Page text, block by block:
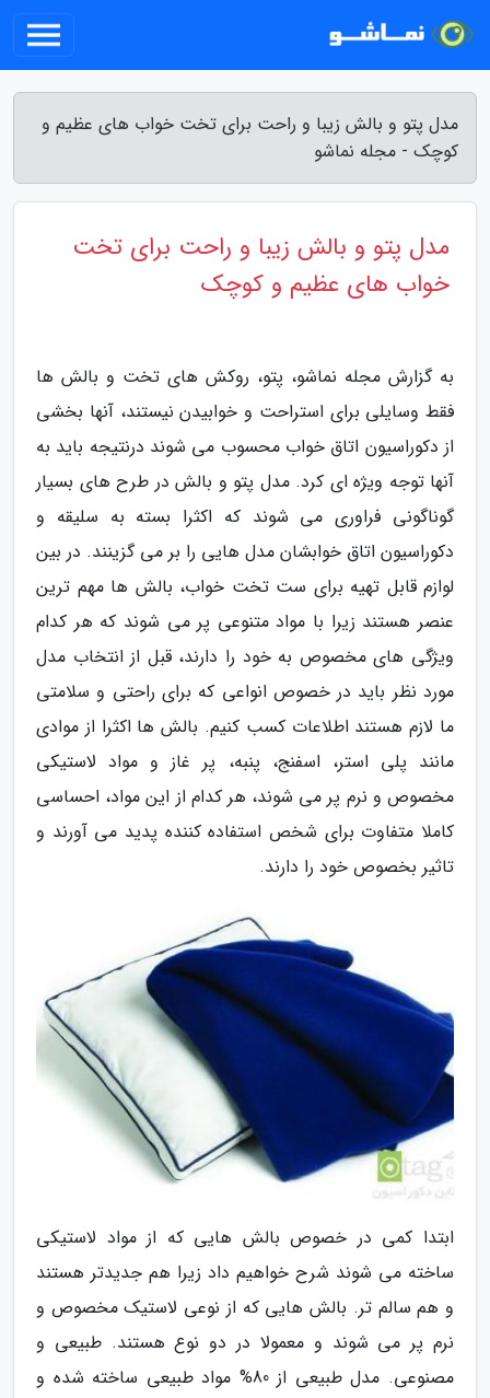
مدل پتو و بالش زیبا و راحت برای تخت خواب های عظیم و
کوچک - مجله نماشو
مدل پتو و بالش زیبا و راحت برای تخت
خواب های عظیم و کوچک
به گزارش مجله نماشو، پتو، روکش های تخت و بالش ها
فقط وسایلی برای استراحت و خوابیدن نیستند، آنها بخشی
از دکوراسیون اتاق خواب محسوب می شوند درنتیجه باید به
آنها توجه ویژه ای کرد. مدل پتو و بالش در طرح های بسیار
گوناگونی فراوری می شوند که اکثرا بسته به سلیقه و
دکوراسیون اتاق خوابشان مدل هایی را بر می گزینند. در بین
لوازم قابل تهیه برای ست تخت خواب، بالش ها مهم ترین
عنصر هستند زیرا با مواد متنوعی پر می شوند که هر کدام
ویژگی های مخصوص به خود را دارند، قبل از انتخاب مدل
مورد نظر باید در خصوص انواعی که برای راحتی و سلامتی
ما لازم هستند اطلاعات کسب کنیم. بالش ها اکثرا از موادی
مانند پلی استر، اسفنج، پنبه، پر غاز و مواد لاستیکی
مخصوص و نرم پر می شوند، هر کدام از این مواد، احساسی
کاملا متفاوت برای شخص استفاده کننده پدید می آورند و
تاثیر بخصوص خود را دارند.
ابتدا کمی در خصوص بالش هایی که از مواد لاستیکی
ساخته می شوند شرح خواهیم داد زیرا هم جدیدتر هستند
و هم سالم تر. بالش هایی که از نوعی لاستیک مخصوص و
نرم پر می شوند و معمولا در دو نوع هستند. طبیعی و
مصنوعی. مدل طبیعی از 80% مواد طبیعی ساخته شده و